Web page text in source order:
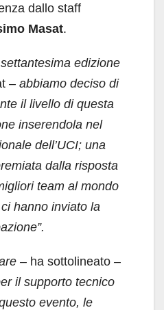
dallo staff
Masat.
edizione
– abbiamo deciso di
il livello di questa
inserendola nel
dell’UCI; una
dalla risposta
team al mondo
hanno inviato la
– ha sottolineato –
il supporto tecnico
evento, le